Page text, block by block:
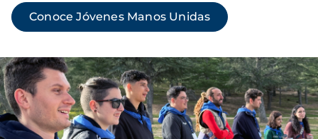
Imagen
Conoce Jóvenes Manos Unidas